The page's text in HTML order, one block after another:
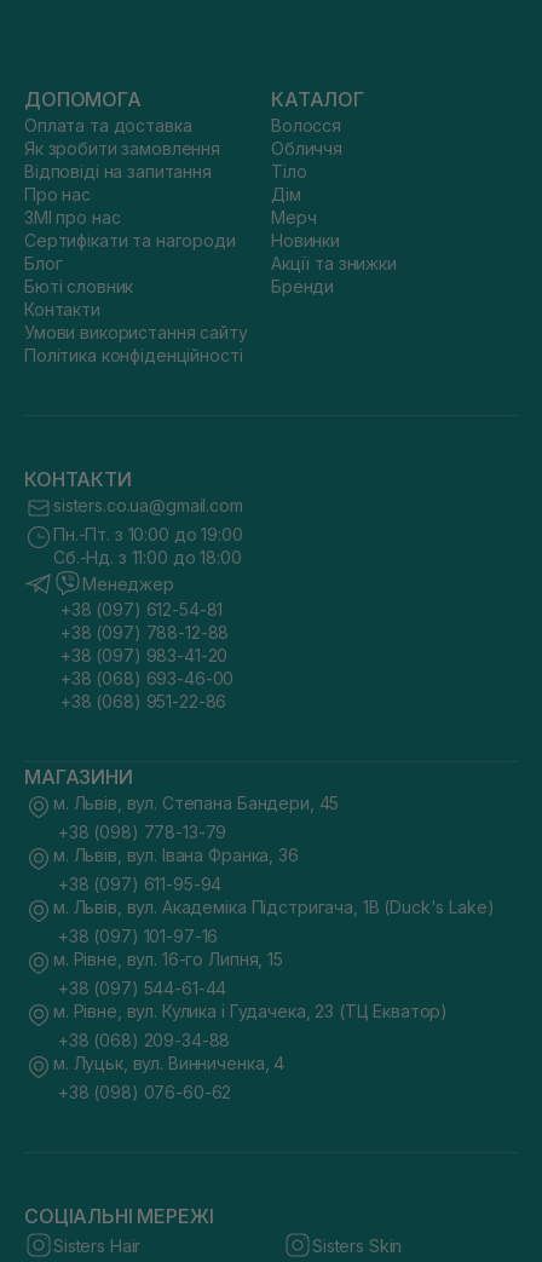
ДОПОМОГА
Оплата та доставка
Як зробити замовлення
Відповіді на запитання
Про нас
ЗМІ про нас
Сертифікати та нагороди
Блог
Бюті словник
Контакти
Умови використання сайту
Політика конфіденційності
КАТАЛОГ
Волосся
Обличчя
Тіло
Дім
Мерч
Новинки
Акції та знижки
Бренди
КОНТАКТИ
sisters.co.ua@gmail.com
Пн.-Пт. з 10:00 до 19:00
Сб.-Нд. з 11:00 до 18:00
Менеджер
+38 (097) 612-54-81
+38 (097) 788-12-88
+38 (097) 983-41-20
+38 (068) 693-46-00
+38 (068) 951-22-86
МАГАЗИНИ
м. Львів, вул. Степана Бандери, 45
+38 (098) 778-13-79
м. Львів, вул. Івана Франка, 36
+38 (097) 611-95-94
м. Львів, вул. Академіка Підстригача, 1В (Duck's Lake)
+38 (097) 101-97-16
м. Рівне, вул. 16-го Липня, 15
+38 (097) 544-61-44
м. Рівне, вул. Кулика і Гудачека, 23 (ТЦ Екватор)
+38 (068) 209-34-88
м. Луцьк, вул. Винниченка, 4
+38 (098) 076-60-62
СОЦІАЛЬНІ МЕРЕЖІ
Sisters Hair Sisters Skin